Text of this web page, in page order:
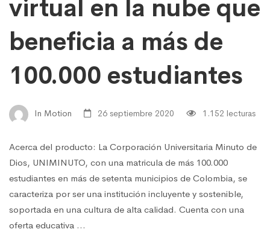
virtual en la nube que
beneficia a más de
100.000 estudiantes
In Motion 26 septiembre 2020 1.152 lecturas
Acerca del producto: La Corporación Universitaria Minuto de
Dios, UNIMINUTO, con una matricula de más 100.000
estudiantes en más de setenta municipios de Colombia, se
caracteriza por ser una institución incluyente y sostenible,
soportada en una cultura de alta calidad. Cuenta con una
oferta educativa …